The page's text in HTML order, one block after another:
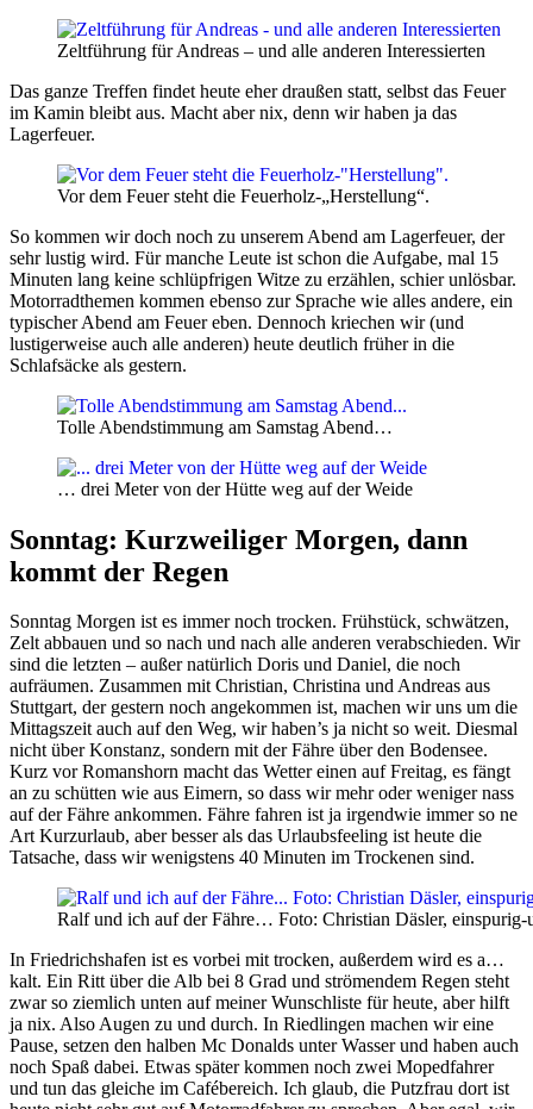
Zeltführung für Andreas – und alle anderen Interessierten
Das ganze Treffen findet heute eher draußen statt, selbst das Feuer
im Kamin bleibt aus. Macht aber nix, denn wir haben ja das
Lagerfeuer.
Vor dem Feuer steht die Feuerholz-„Herstellung“.
So kommen wir doch noch zu unserem Abend am Lagerfeuer, der
sehr lustig wird. Für manche Leute ist schon die Aufgabe, mal 15
Minuten lang keine schlüpfrigen Witze zu erzählen, schier unlösbar.
Motorradthemen kommen ebenso zur Sprache wie alles andere, ein
typischer Abend am Feuer eben. Dennoch kriechen wir (und
lustigerweise auch alle anderen) heute deutlich früher in die
Schlafsäcke als gestern.
Tolle Abendstimmung am Samstag Abend…
… drei Meter von der Hütte weg auf der Weide
Sonntag: Kurzweiliger Morgen, dann
kommt der Regen
Sonntag Morgen ist es immer noch trocken. Frühstück, schwätzen,
Zelt abbauen und so nach und nach alle anderen verabschieden. Wir
sind die letzten – außer natürlich Doris und Daniel, die noch
aufräumen. Zusammen mit Christian, Christina und Andreas aus
Stuttgart, der gestern noch angekommen ist, machen wir uns um die
Mittagszeit auch auf den Weg, wir haben’s ja nicht so weit. Diesmal
nicht über Konstanz, sondern mit der Fähre über den Bodensee.
Kurz vor Romanshorn macht das Wetter einen auf Freitag, es fängt
an zu schütten wie aus Eimern, so dass wir mehr oder weniger nass
auf der Fähre ankommen. Fähre fahren ist ja irgendwie immer so ne
Art Kurzurlaub, aber besser als das Urlaubsfeeling ist heute die
Tatsache, dass wir wenigstens 40 Minuten im Trockenen sind.
Ralf und ich auf der Fähre… Foto: Christian Däsler, einspurig-
In Friedrichshafen ist es vorbei mit trocken, außerdem wird es a…
kalt. Ein Ritt über die Alb bei 8 Grad und strömendem Regen steht
zwar so ziemlich unten auf meiner Wunschliste für heute, aber hilft
ja nix. Also Augen zu und durch. In Riedlingen machen wir eine
Pause, setzen den halben Mc Donalds unter Wasser und haben auch
noch Spaß dabei. Etwas später kommen noch zwei Mopedfahrer
und tun das gleiche im Cafébereich. Ich glaub, die Putzfrau dort ist